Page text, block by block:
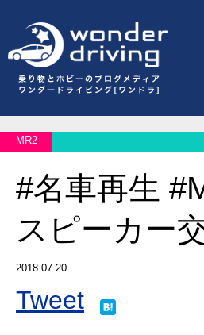
MR2
#名車再生
スピーカー
2018.07.20
Tweet